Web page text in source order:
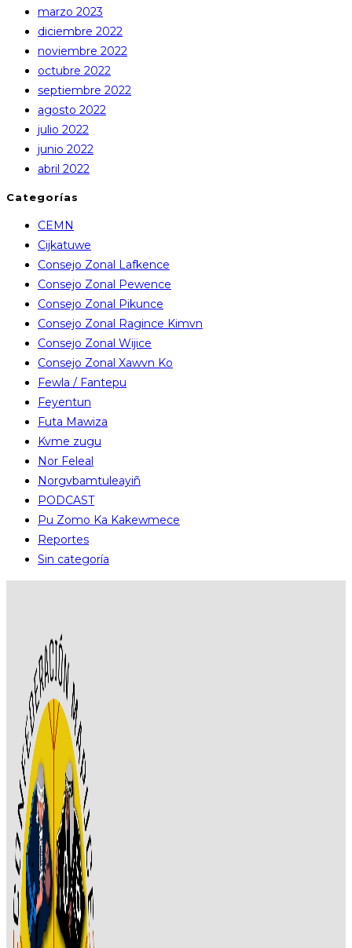
marzo 2023
diciembre 2022
noviembre 2022
octubre 2022
septiembre 2022
agosto 2022
julio 2022
junio 2022
abril 2022
Categorías
CEMN
Cijkatuwe
Consejo Zonal Lafkence
Consejo Zonal Pewence
Consejo Zonal Pikunce
Consejo Zonal Ragince Kimvn
Consejo Zonal Wijice
Consejo Zonal Xawvn Ko
Fewla / Fantepu
Feyentun
Futa Mawiza
Kvme zugu
Nor Feleal
Norgvbamtuleayiñ
PODCAST
Pu Zomo Ka Kakewmece
Reportes
Sin categoría